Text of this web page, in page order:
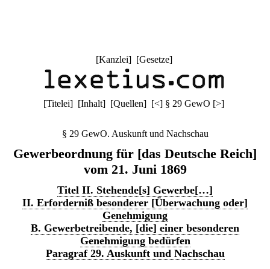
[Kanzlei] [Gesetze]
[Titelei] [Inhalt] [Quellen] [<] § 29 GewO [>]
§ 29 GewO. Auskunft und Nachschau
Gewerbeordnung für [das Deutsche Reich]
vom 21. Juni 1869
Titel II. Stehende[s] Gewerbe[…]
II. Erforderniß besonderer [Überwachung oder]
Genehmigung
B. Gewerbetreibende, [die] einer besonderen
Genehmigung bedürfen
Paragraf 29. Auskunft und Nachschau